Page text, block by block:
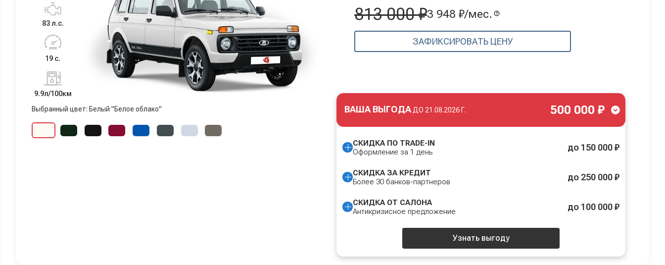
83 л.с.
19 с.
9.9л/100км
Выбранный цвет: Белый "Белое облако"
813 000 ₽3 948 ₽/мес.
ЗАФИКСИРОВАТЬ ЦЕНУ
ВАША ВЫГОДА ДО 21.08.2026 Г. 500 000 ₽
СКИДКА ПО TRADE-IN
Оформление за 1 день
до 150 000 ₽
СКИДКА ЗА КРЕДИТ
Более 30 банков-партнеров
до 250 000 ₽
СКИДКА ОТ САЛОНА
Антикризисное предложение
до 100 000 ₽
Узнать выгоду